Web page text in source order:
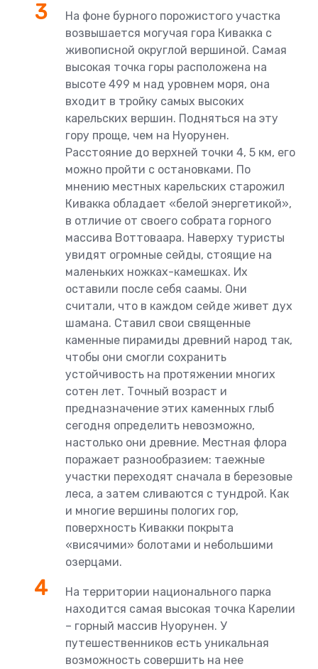
На фоне бурного порожистого участка
возвышается могучая гора Кивакка с
живописной округлой вершиной. Самая
высокая точка горы расположена на
высоте 499 м над уровнем моря, она
входит в тройку самых высоких
карельских вершин. Подняться на эту
гору проще, чем на Нуорунен.
Расстояние до верхней точки 4, 5 км, его
можно пройти с остановками. По
мнению местных карельских старожил
Кивакка обладает «белой энергетикой»,
в отличие от своего собрата горного
массива Воттоваара. Наверху туристы
увидят огромные сейды, стоящие на
маленьких ножках-камешках. Их
оставили после себя саамы. Они
считали, что в каждом сейде живет дух
шамана. Ставил свои священные
каменные пирамиды древний народ так,
чтобы они смогли сохранить
устойчивость на протяжении многих
сотен лет. Точный возраст и
предназначение этих каменных глыб
сегодня определить невозможно,
настолько они древние. Местная флора
поражает разнообразием: таежные
участки переходят сначала в березовые
леса, а затем сливаются с тундрой. Как
и многие вершины пологих гор,
поверхность Кивакки покрыта
«висячими» болотами и небольшими
озерцами.
На территории национального парка
находится самая высокая точка Карелии
– горный массив Нуорунен. У
путешественников есть уникальная
возможность совершить на нее